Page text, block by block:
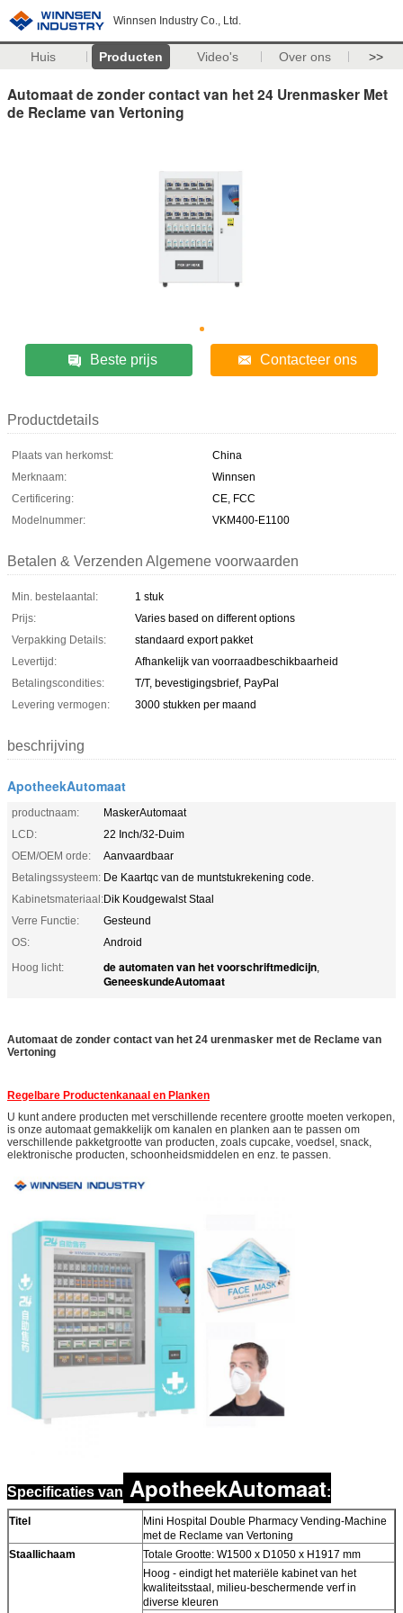
Winnsen Industry Co., Ltd.
Huis Producten Video's Over ons >>
Automaat de zonder contact van het 24 Urenmasker Met
de Reclame van Vertoning
Beste prijs Contacteer ons
Productdetails
Plaats van herkomst:
China
Merknaam:
Winnsen
Certificering:
CE, FCC
Modelnummer:
VKM400-E1100
Betalen & Verzenden Algemene voorwaarden
Min. bestelaantal:
1 stuk
Prijs:
Varies based on different options
Verpakking Details:
standaard export pakket
Levertijd:
Afhankelijk van voorraadbeschikbaarheid
Betalingscondities:
T/T, bevestigingsbrief, PayPal
Levering vermogen:
3000 stukken per maand
beschrijving
ApotheekAutomaat
productnaam:
MaskerAutomaat
LCD:
22 Inch/32-Duim
OEM/OEM orde:
Aanvaardbaar
Betalingssysteem: De Kaartqc van de muntstukrekening code.
Kabinetsmateriaal:Dik Koudgewalst Staal
Verre Functie:
Gesteund
OS:
Android
Hoog licht:
de automaten van het voorschriftmedicijn,
GeneeskundeAutomaat
Automaat de zonder contact van het 24 urenmasker met de Reclame van
Vertoning
Regelbare Productenkanaal en Planken
U kunt andere producten met verschillende recentere grootte moeten verkopen,
is onze automaat gemakkelijk om kanalen en planken aan te passen om
verschillende pakketgrootte van producten, zoals cupcake, voedsel, snack,
elektronische producten, schoonheidsmiddelen en enz. te passen.
Specificaties van ApotheekAutomaat:
Titel
Mini Hospital Double Pharmacy Vending-Machine
met de Reclame van Vertoning
Staallichaam
Totale Grootte: W1500 x D1050 x H1917 mm
Hoog - eindigt het materiële kabinet van het
kwaliteitsstaal, milieu-beschermende verf in
diverse kleuren